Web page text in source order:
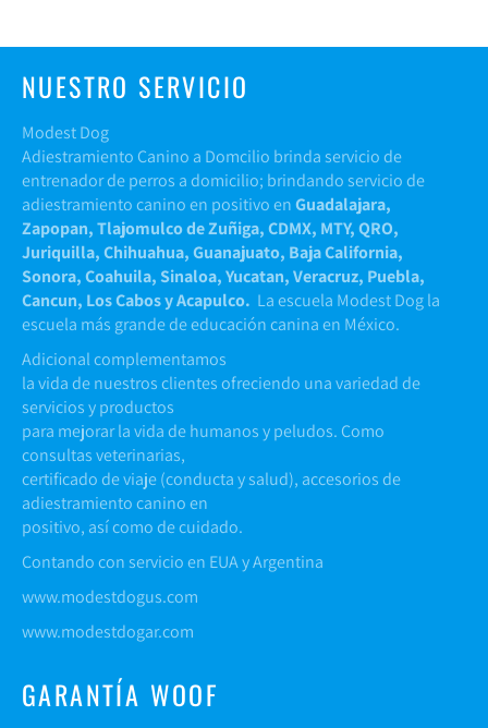
NUESTRO SERVICIO
Modest Dog
Adiestramiento Canino a Domcilio brinda servicio de
entrenador de perros a domicilio; brindando servicio de
adiestramiento canino en positivo enGuadalajara,
Zapopan, Tlajomulco de Zuñiga, CDMX, MTY, QRO,
Juriquilla, Chihuahua, Guanajuato, Baja California,
Sonora, Coahuila, Sinaloa, Yucatan, Veracruz, Puebla,
Cancun, Los Cabos y Acapulco. La escuela Modest Dog la
escuela más grande de educación canina en México.
Adicional complementamos
la vida de nuestros clientes ofreciendo una variedad de
servicios y productos
para mejorar la vida de humanos y peludos. Como
consultas veterinarias,
certificado de viaje (conducta y salud), accesorios de
adiestramiento canino en
positivo, así como de cuidado.
Contando con servicio en EUA y Argentina
www.modestdogus.com
www.modestdogar.com
GARANTÍA WOOF